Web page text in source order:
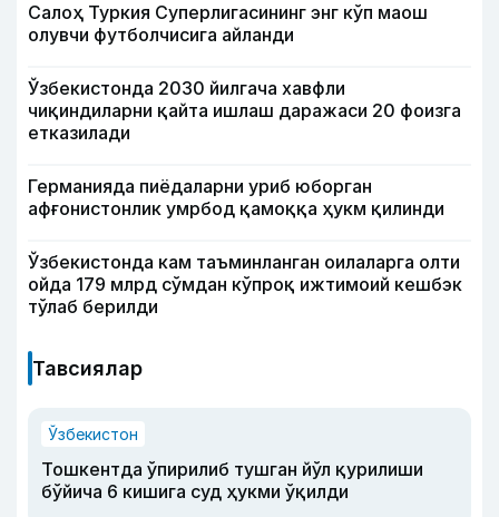
Салоҳ Туркия Суперлигасининг энг кўп маош
олувчи футболчисига айланди
Ўзбекистонда 2030 йилгача хавфли
чиқиндиларни қайта ишлаш даражаси 20 фоизга
етказилади
Германияда пиёдаларни уриб юборган
афғонистонлик умрбод қамоққа ҳукм қилинди
Ўзбекистонда кам таъминланган оилаларга олти
ойда 179 млрд сўмдан кўпроқ ижтимоий кешбэк
тўлаб берилди
Тавсиялар
Ўзбекистон
Тошкентда ўпирилиб тушган йўл қурилиши
бўйича 6 кишига суд ҳукми ўқилди